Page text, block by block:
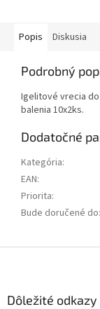
Popis Diskusia
Podrobný
Igelitové vrecia do
balenia 10x2ks.
Dodatočné
Kategória:
EAN:
Priorita:
Bude doručené do:
Dôležité odkazy